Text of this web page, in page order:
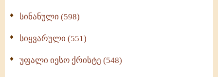
სინანული (598)
სიყვარული (551)
უფალი იესო ქრისტე (548)